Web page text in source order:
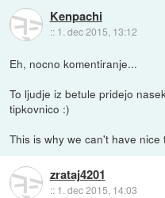
Kenpachi
:: 1. dec 2015, 13:12
Eh, nocno komentiranje...
To ljudje iz betule pridejo
tipkovnico :)
This is why we can't have nice
zrataj4201
:: 1. dec 2015, 14:03